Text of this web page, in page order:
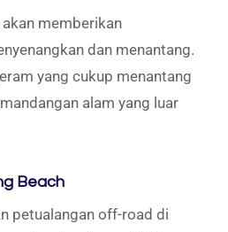
memberikan
dan menantang.
yang cukup menantang
alam yang luar
Beach
petualangan off-road di